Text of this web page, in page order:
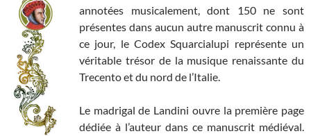
annotées musicalement, dont 150 ne sont
présentes dans aucun autre manuscrit connu à
ce jour, le Codex Squarcialupi représente un
véritable trésor de la musique renaissante du
Trecento et du nord de l’Italie.
Le madrigal de Landini ouvre la première page
dédiée à l’auteur dans ce manuscrit médiéval.